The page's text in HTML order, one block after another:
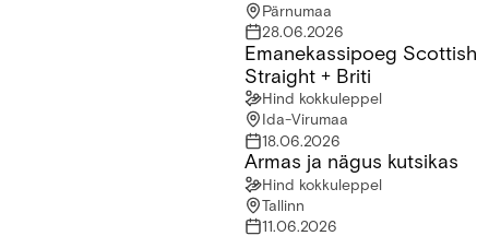
Pärnumaa
28.06.2026
Emanekassipoeg Scottish Straight + BritiEmanekassipoeg Scottish
Straight + Briti
Hind kokkuleppel
Ida-Virumaa
18.06.2026
Armas ja nägus kutsikas
Hind kokkuleppel
Tallinn
11.06.2026